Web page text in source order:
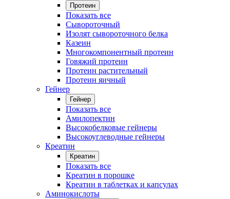
Протеин
Показать все
Сывороточный
Изолят сывороточного белка
Казеин
Многокомпонентный протеин
Говяжий протеин
Протеин растительный
Протеин яичный
Гейнер
Гейнер
Показать все
Амилопектин
Высокобелковые гейнеры
Высокоуглеводные гейнеры
Креатин
Креатин
Показать все
Креатин в порошке
Креатин в таблетках и капсулах
Аминокислоты